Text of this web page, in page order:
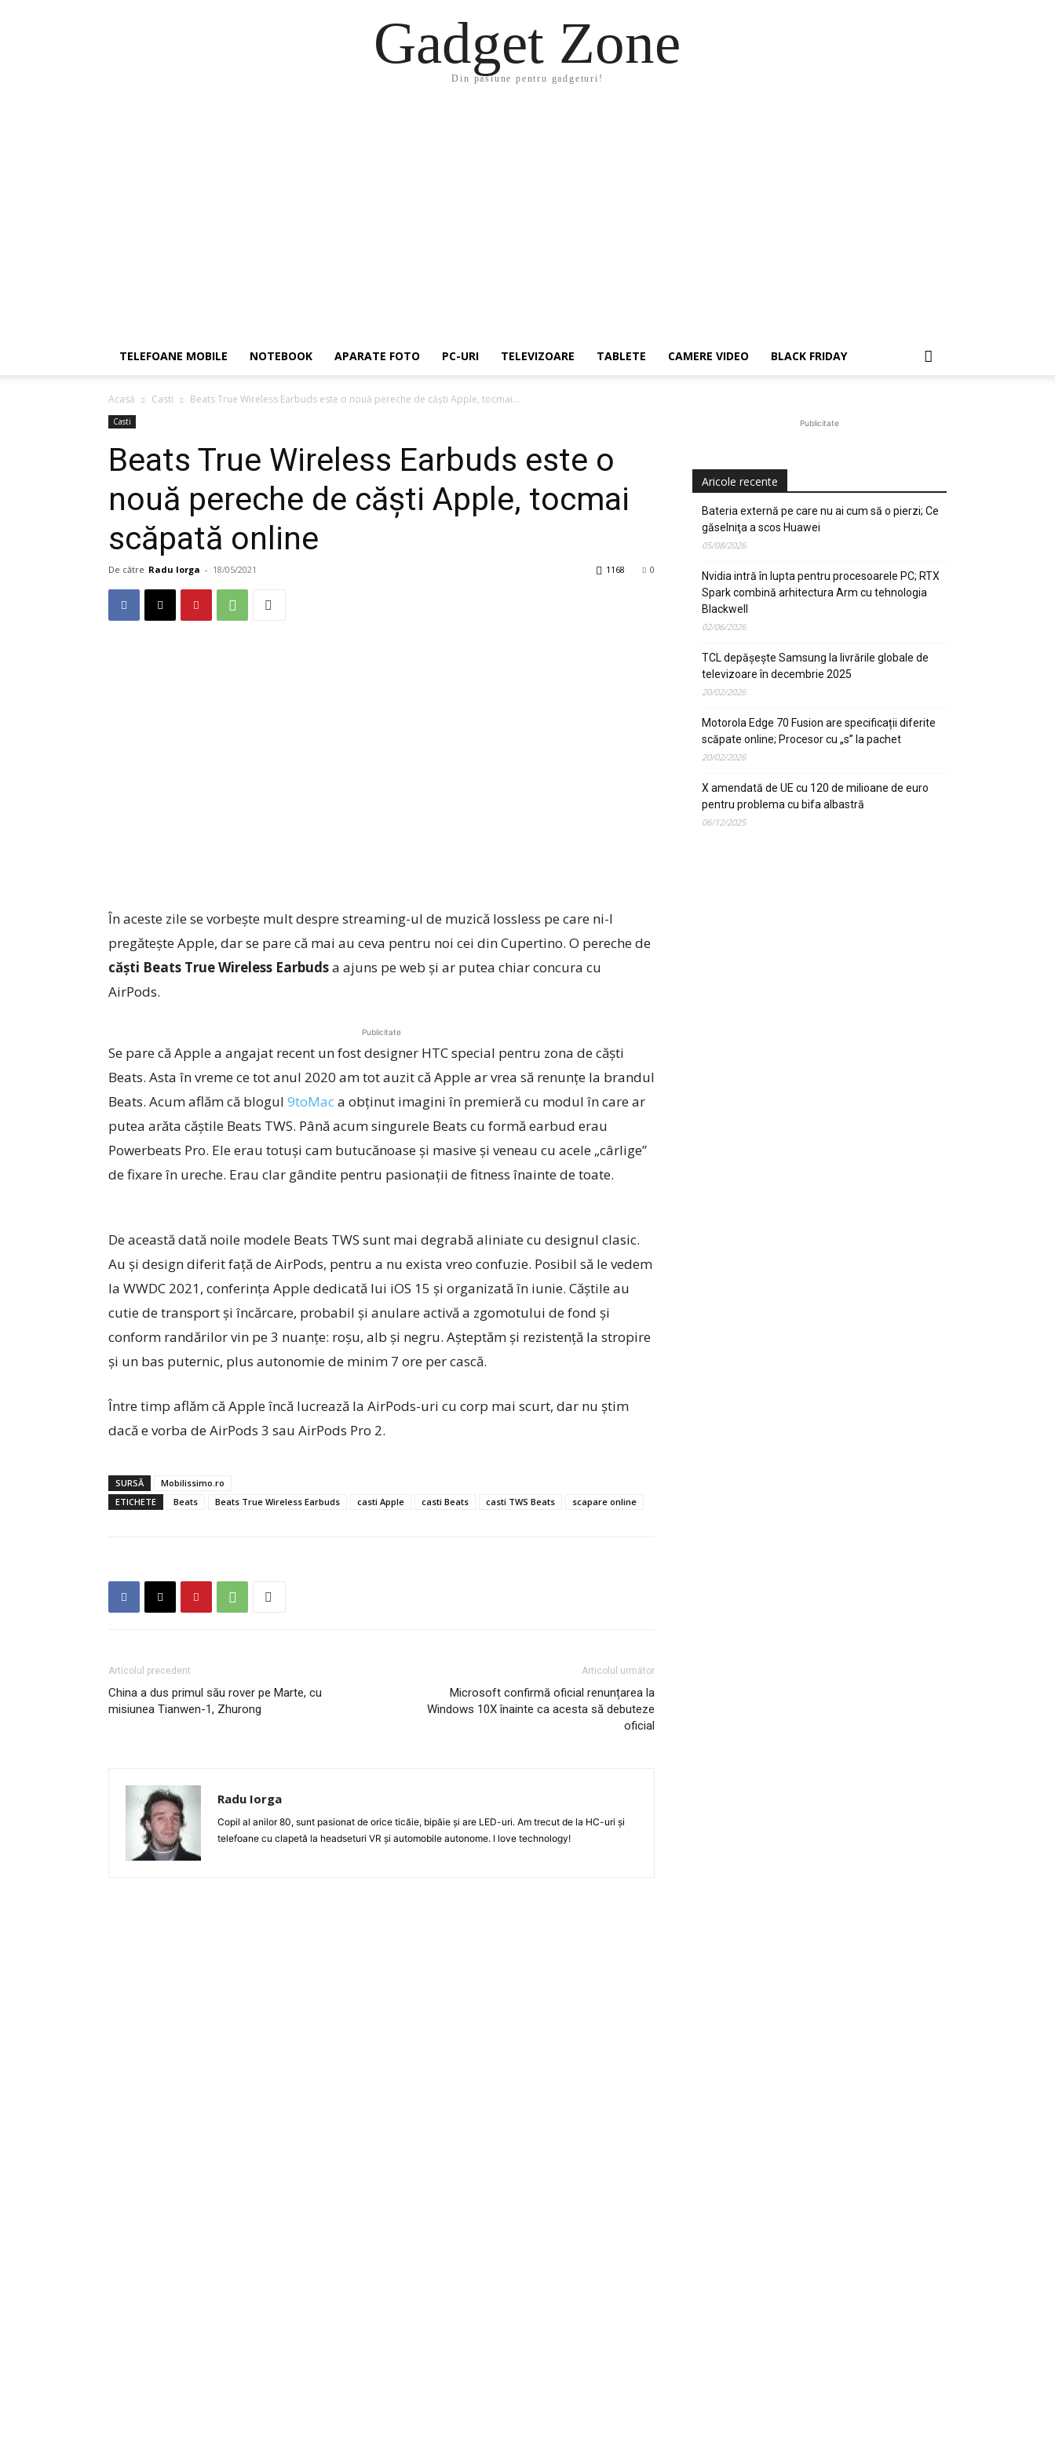
Gadget Zone
Din pasiune pentru gadgeturi!
TELEFOANE MOBILE NOTEBOOK APARATE FOTO PC-URI TELEVIZOARE TABLETE CAMERE VIDEO BLACK FRIDAY
Acasă Casti Beats True Wireless Earbuds este o nouă pereche de căşti Apple, tocmai...
Casti
Beats True Wireless Earbuds este o
nouă pereche de căşti Apple, tocmai
scăpată online
De către Radu Iorga - 18/05/2021 0
1168
În aceste zile se vorbeşte mult despre streaming-ul de muzică lossless pe care ni-l
pregăteşte Apple, dar se pare că mai au ceva pentru noi cei din Cupertino. O pereche de
căşti Beats True Wireless Earbudsa ajuns pe web şi ar putea chiar concura cu
AirPods.
Publicitate
Se pare că Apple a angajat recent un fost designer HTC special pentru zona de căşti
Beats. Asta în vreme ce tot anul 2020 am tot auzit că Apple ar vrea să renunţe la brandul
Beats. Acum aflăm că blogul 9toMaca obţinut imagini în premieră cu modul în care ar
putea arăta căştile Beats TWS. Până acum singurele Beats cu formă earbud erau
Powerbeats Pro. Ele erau totuşi cam butucănoase şi masive şi veneau cu acele „cârlige”
de fixare în ureche. Erau clar gândite pentru pasionaţii de fitness înainte de toate.
De această dată noile modele Beats TWS sunt mai degrabă aliniate cu designul clasic.
Au şi design diferit faţă de AirPods, pentru a nu exista vreo confuzie. Posibil să le vedem
la WWDC 2021, conferinţa Apple dedicată lui iOS 15 şi organizată în iunie. Căştile au
cutie de transport şi încărcare, probabil şi anulare activă a zgomotului de fond şi
conform randărilor vin pe 3 nuanţe: roşu, alb şi negru. Aşteptăm şi rezistenţă la stropire
şi un bas puternic, plus autonomie de minim 7 ore per cască.
Între timp aflăm că Apple încă lucrează la AirPods-uri cu corp mai scurt, dar nu ştim
dacă e vorba de AirPods 3 sau AirPods Pro 2.
SURSĂ
Mobilissimo.ro
ETICHETE
Beats Beats True Wireless Earbuds casti Apple casti Beats casti TWS Beats scapare online
Articolul precedent
China a dus primul său rover pe Marte, cu
misiunea Tianwen-1, Zhurong
Articolul următor
Microsoft confirmă oficial renunțarea la
Windows 10X înainte ca acesta să debuteze
oficial
Radu Iorga
Copil al anilor 80, sunt pasionat de orice ticăie, bipăie şi are LED-uri. Am trecut de la HC-uri şi
telefoane cu clapetă la headseturi VR şi automobile autonome. I love technology!
Publicitate
Aricole recente
Bateria externă pe care nu ai cum să o pierzi; Ce
găselniţa a scos Huawei
05/08/2026
Nvidia intră în lupta pentru procesoarele PC; RTX
Spark combină arhitectura Arm cu tehnologia
Blackwell
02/06/2026
TCL depășește Samsung la livrările globale de
televizoare în decembrie 2025
20/02/2026
Motorola Edge 70 Fusion are specificații diferite
scăpate online; Procesor cu „s” la pachet
20/02/2026
X amendată de UE cu 120 de milioane de euro
pentru problema cu bifa albastră
06/12/2025